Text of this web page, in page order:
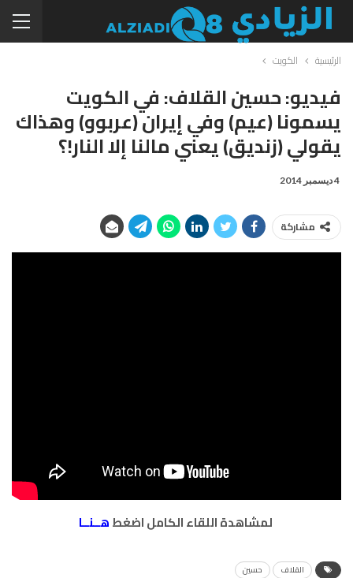
الرئيسية الكويت
فيديو: حسين القلاف: في الكويت
يسمونا (عيم) وفي إيران (عربوو) وهذاك
يقولي (زنديق) يعني مالنا إلا النار!؟
4 ديسمبر 2014
مشاركة
لمشاهدة اللقاء الكامل اضغطهــنــا
القلاف حسين